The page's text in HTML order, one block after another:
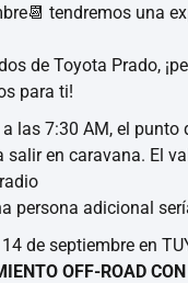
tendremos una
de Toyota Prado,
para ti!
las 7:30 AM, el
salir en caravana. El
persona adicional
14 de septiembre en
OFF-ROAD